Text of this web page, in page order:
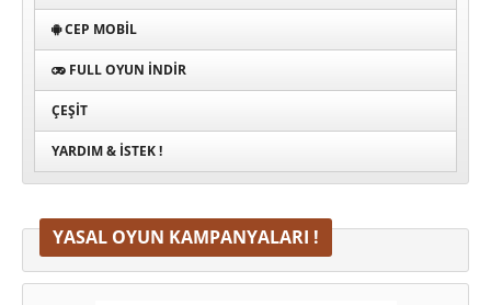
CEP MOBIL
FULL OYUN İNDIR
ÇEŞIT
YARDIM & İSTEK !
YASAL OYUN KAMPANYALARI !